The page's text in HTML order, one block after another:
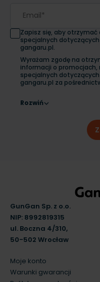
Zapisz się, aby
specjalnych
gangaru.pl.
Wyrażam zgodę na
informacji o
specjalnych
gangaru.pl za
Rozwiń
GunGan Sp. z o.o.
NIP: 8992819315
ul. Boczna 4/310,
50-502 Wrocław
Moje konto
Warunki gwarancji